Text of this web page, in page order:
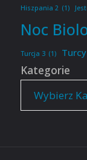
Hiszpania 2 (1)
Noc
Turcja 3 (1) Turcy
Kategorie